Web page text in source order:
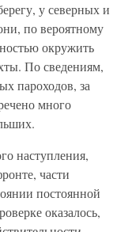
у северных и
по вероятному
окружить
По сведениям,
пароходов, за
много
наступления,
части
постоянной
оказалось,